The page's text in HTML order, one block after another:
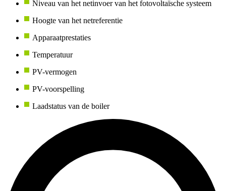
Niveau van het netinvoer van het fotovoltaïsche systeem
Hoogte van het netreferentie
Apparaatprestaties
Temperatuur
PV-vermogen
PV-voorspelling
Laadstatus van de boiler